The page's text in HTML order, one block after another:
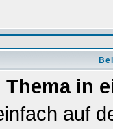
in
auf